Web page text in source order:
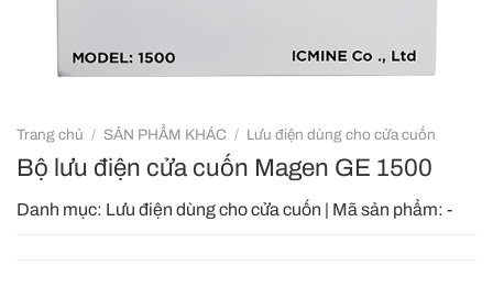
Trang chủ / SẢN PHẨM KHÁC / Lưu điện dùng cho cửa cuốn
Bộ lưu điện cửa cuốn Magen GE 1500
Danh mục: Lưu điện dùng cho cửa cuốn | Mã sản phẩm: -